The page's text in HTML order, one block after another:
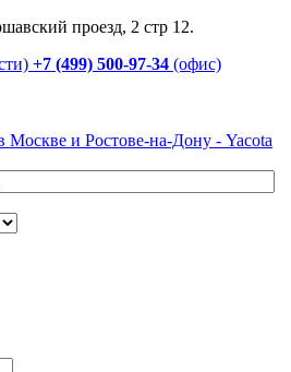
проезд, 2 стр 12.
+7 (499) 500-97-34 (офис)